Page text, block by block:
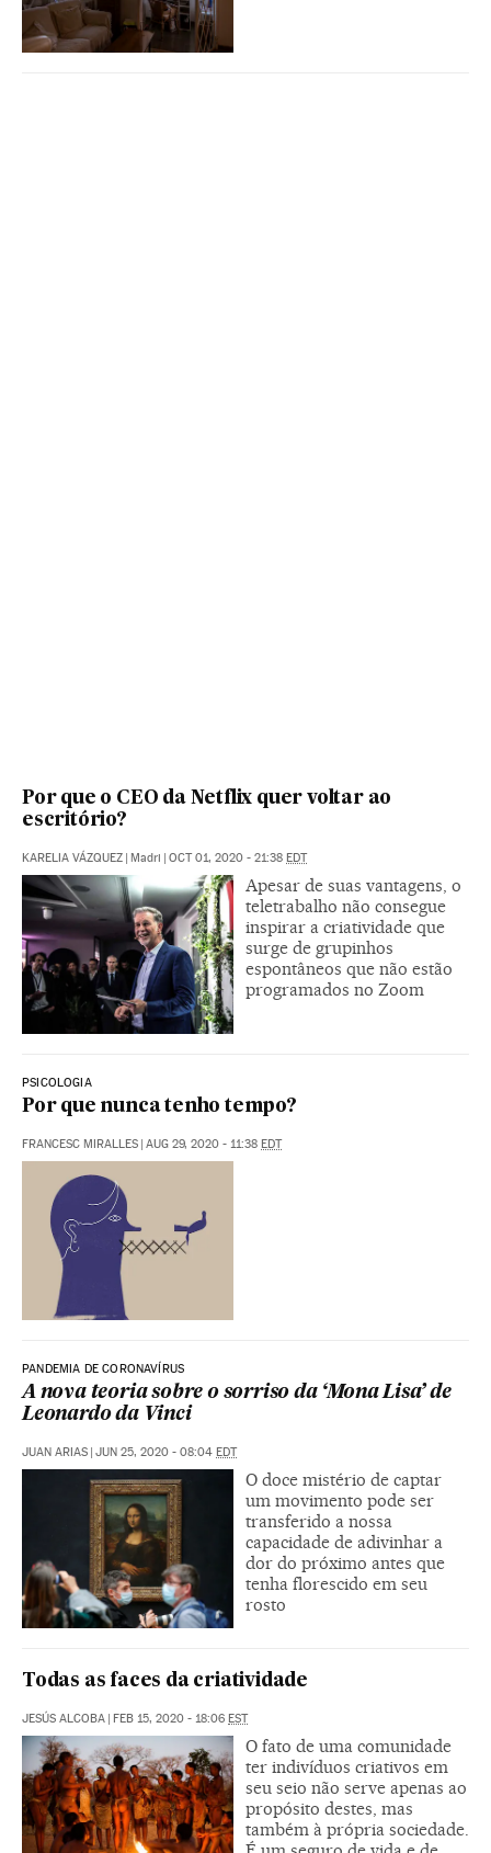
Por que o CEO da Netflix quer voltar ao
escritório?
KARELIA VÁZQUEZ Madri OCT 01, 2020 - 21:38 EDT
Apesar de suas vantagens, o
teletrabalho não consegue
inspirar a criatividade que
surge de grupinhos
espontâneos que não estão
programados no Zoom
PSICOLOGIA
Por que nunca tenho tempo?
FRANCESC MIRALLES AUG 29, 2020 - 11:38 EDT
PANDEMIA DE CORONAVÍRUS
A nova teoria sobre o sorriso da ‘Mona Lisa’ de
Leonardo da Vinci
JUAN ARIAS | JUN 25, 2020 - 08:04 EDT
O doce mistério de captar
um movimento pode ser
transferido a nossa
capacidade de adivinhar a
dor do próximo antes que
tenha florescido em seu
rosto
Todas as faces da criatividade
JESÚS ALCOBA | FEB 15, 2020 - 18:06 EST
O fato de uma comunidade
ter indivíduos criativos em
seu seio não serve apenas ao
propósito destes, mas
também à própria sociedade.